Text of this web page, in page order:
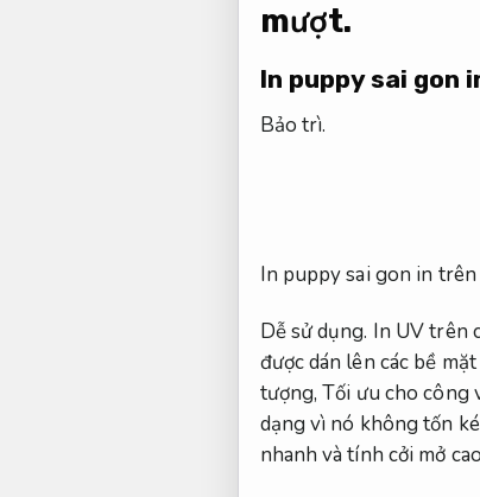
mượt.
In puppy sai gon
Bảo trì.
In puppy sai gon in
Dễ sử dụng. In UV trên
được dán lên các bề
tượng,Tối ưu cho công
dạng vì nó không tốn
nhanh và tính cởi mở